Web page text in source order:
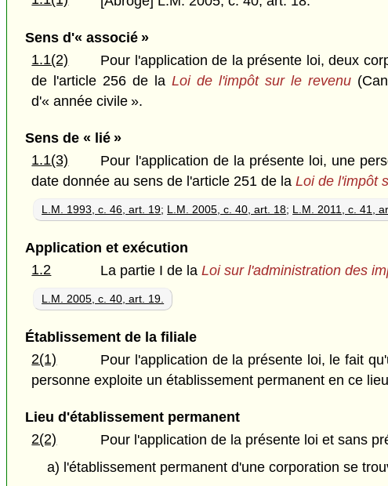
Sens d'« associé »
1.1(2)
Pour l'application de la présente loi, deux
de l'article 256 de laLoi de l'impôt sur le revenu
d'« année civile ».
Sens de « lié »
1.1(3)
Pour l'application de la présente loi, une
date donnée au sens de l'article 251 de laLoi de l'impôt
L.M. 1993, c. 46, art. 19; L.M. 2005, c. 40, art. 18; L.M. 2011, c. 41,
Application et exécution
1.2
La partie I de laLoi sur l'administration des
L.M. 2005, c. 40, art. 19.
Établissement de la filiale
2(1)
Pour l'application de la présente loi, le fait
personne exploite un établissement permanent en ce
Lieu d'établissement permanent
2(2)
Pour l'application de la présente loi et sans
a) l'établissement permanent d'une corporation se